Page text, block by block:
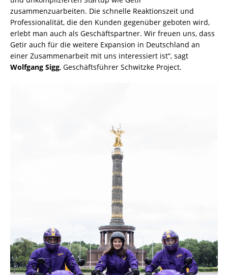
zusammenzuarbeiten. Die schnelle Reaktionszeit und
Professionalität, die den Kunden gegenüber geboten wird,
erlebt man auch als Geschäftspartner. Wir freuen uns, dass
Getir auch für die weitere Expansion in Deutschland an
einer Zusammenarbeit mit uns interessiert ist“, sagt
Wolfgang Sigg, Geschäftsführer Schwitzke Project.